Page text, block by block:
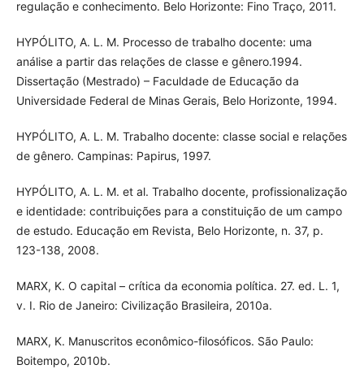
regulação e conhecimento. Belo Horizonte: Fino Traço, 2011.
HYPÓLITO, A. L. M. Processo de trabalho docente: uma
análise a partir das relações de classe e gênero.1994.
Dissertação (Mestrado) – Faculdade de Educação da
Universidade Federal de Minas Gerais, Belo Horizonte, 1994.
HYPÓLITO, A. L. M. Trabalho docente: classe social e relações
de gênero. Campinas: Papirus, 1997.
HYPÓLITO, A. L. M. et al. Trabalho docente, profissionalização
e identidade: contribuições para a constituição de um campo
de estudo. Educação em Revista, Belo Horizonte, n. 37, p.
123-138, 2008.
MARX, K. O capital – crítica da economia política. 27. ed. L. 1,
v. I. Rio de Janeiro: Civilização Brasileira, 2010a.
MARX, K. Manuscritos econômico-filosóficos. São Paulo:
Boitempo, 2010b.